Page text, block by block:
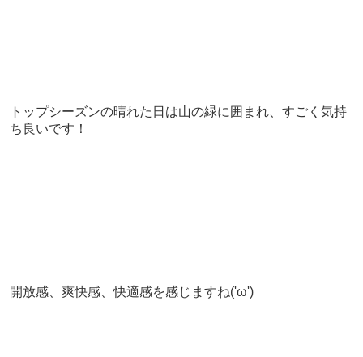
トップシーズンの晴れた日は山の緑に囲まれ、すごく気持
ち良いです！
開放感、爽快感、快適感を感じますね('ω')